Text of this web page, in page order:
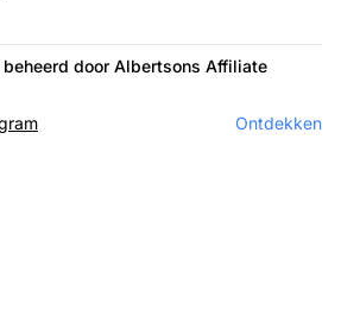
door Albertsons Affiliate
Ontdekken